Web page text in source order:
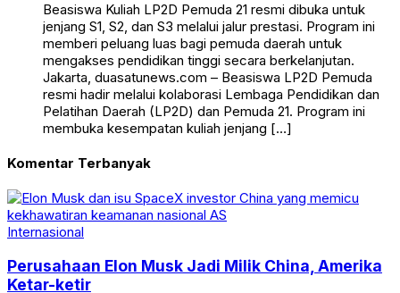
Beasiswa Kuliah LP2D Pemuda 21 resmi dibuka untuk
jenjang S1, S2, dan S3 melalui jalur prestasi. Program ini
memberi peluang luas bagi pemuda daerah untuk
mengakses pendidikan tinggi secara berkelanjutan.
Jakarta, duasatunews.com – Beasiswa LP2D Pemuda
resmi hadir melalui kolaborasi Lembaga Pendidikan dan
Pelatihan Daerah (LP2D) dan Pemuda 21. Program ini
membuka kesempatan kuliah jenjang […]
Komentar Terbanyak
Internasional
Perusahaan Elon Musk Jadi Milik China, Amerika
Ketar-ketir